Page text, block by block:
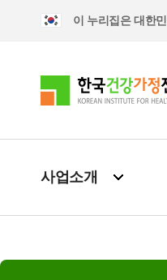
이 누리집은 대한
사업소개